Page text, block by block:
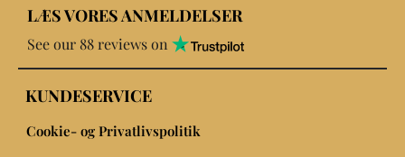
LÆS VORES ANMELDELSER
See our 88 reviews on
KUNDESERVICE
Cookie- og Privatlivspolitik